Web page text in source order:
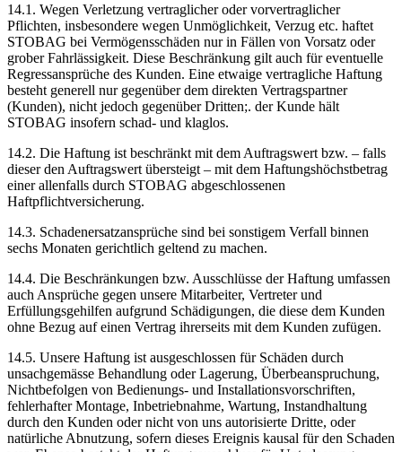
14.1. Wegen Verletzung vertraglicher oder vorvertraglicher
Pflichten, insbesondere wegen Unmöglichkeit, Verzug etc. haftet
STOBAG bei Vermögensschäden nur in Fällen von Vorsatz oder
grober Fahrlässigkeit. Diese Beschränkung gilt auch für eventuelle
Regressansprüche des Kunden. Eine etwaige vertragliche Haftung
besteht generell nur gegenüber dem direkten Vertragspartner
(Kunden), nicht jedoch gegenüber Dritten;. der Kunde hält
STOBAG insofern schad- und klaglos.
14.2. Die Haftung ist beschränkt mit dem Auftragswert bzw. – falls
dieser den Auftragswert übersteigt – mit dem Haftungshöchstbetrag
einer allenfalls durch STOBAG abgeschlossenen
Haftpflichtversicherung.
14.3. Schadenersatzansprüche sind bei sonstigem Verfall binnen
sechs Monaten gerichtlich geltend zu machen.
14.4. Die Beschränkungen bzw. Ausschlüsse der Haftung umfassen
auch Ansprüche gegen unsere Mitarbeiter, Vertreter und
Erfüllungsgehilfen aufgrund Schädigungen, die diese dem Kunden
ohne Bezug auf einen Vertrag ihrerseits mit dem Kunden zufügen.
14.5. Unsere Haftung ist ausgeschlossen für Schäden durch
unsachgemässe Behandlung oder Lagerung, Überbeanspruchung,
Nichtbefolgen von Bedienungs- und Installationsvorschriften,
fehlerhafter Montage, Inbetriebnahme, Wartung, Instandhaltung
durch den Kunden oder nicht von uns autorisierte Dritte, oder
natürliche Abnutzung, sofern dieses Ereignis kausal für den Schaden